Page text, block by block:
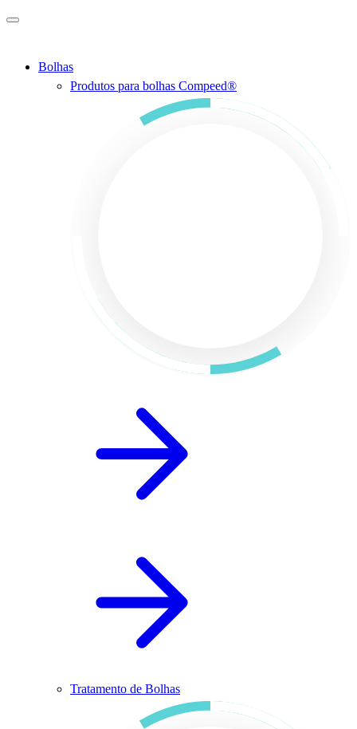
Ir para o conteúdo principal
Bolhas
Produtos para bolhas Compeed®
Tratamento de Bolhas